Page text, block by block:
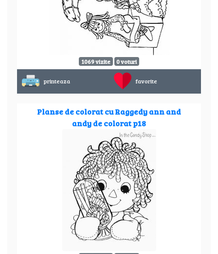
1069 vizite 0 voturi
printeaza favorite
Planse de colorat cu Raggedy ann and
andy de colorat p18